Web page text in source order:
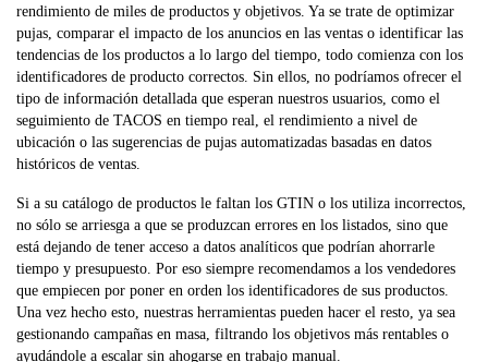
rendimiento de miles de productos y objetivos. Ya se trate de optimizar
pujas, comparar el impacto de los anuncios en las ventas o identificar las
tendencias de los productos a lo largo del tiempo, todo comienza con los
identificadores de producto correctos. Sin ellos, no podríamos ofrecer el
tipo de información detallada que esperan nuestros usuarios, como el
seguimiento de TACOS en tiempo real, el rendimiento a nivel de
ubicación o las sugerencias de pujas automatizadas basadas en datos
históricos de ventas.
Si a su catálogo de productos le faltan los GTIN o los utiliza incorrectos,
no sólo se arriesga a que se produzcan errores en los listados, sino que
está dejando de tener acceso a datos analíticos que podrían ahorrarle
tiempo y presupuesto. Por eso siempre recomendamos a los vendedores
que empiecen por poner en orden los identificadores de sus productos.
Una vez hecho esto, nuestras herramientas pueden hacer el resto, ya sea
gestionando campañas en masa, filtrando los objetivos más rentables o
ayudándole a escalar sin ahogarse en trabajo manual.